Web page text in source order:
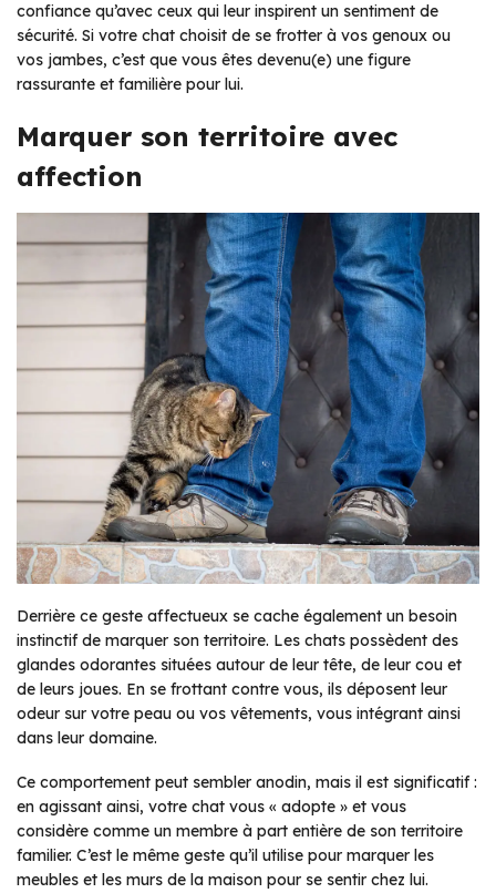
confiance qu’avec ceux qui leur inspirent un sentiment de
sécurité. Si votre chat choisit de se frotter à vos genoux ou
vos jambes, c’est que vous êtes devenu(e) une figure
rassurante et familière pour lui.
Marquer son territoire avec
affection
Derrière ce geste affectueux se cache également un besoin
instinctif de marquer son territoire. Les chats possèdent des
glandes odorantes situées autour de leur tête, de leur cou et
de leurs joues. En se frottant contre vous, ils déposent leur
odeur sur votre peau ou vos vêtements, vous intégrant ainsi
dans leur domaine.
Ce comportement peut sembler anodin, mais il est significatif :
en agissant ainsi, votre chat vous « adopte » et vous
considère comme un membre à part entière de son territoire
familier. C’est le même geste qu’il utilise pour marquer les
meubles et les murs de la maison pour se sentir chez lui.